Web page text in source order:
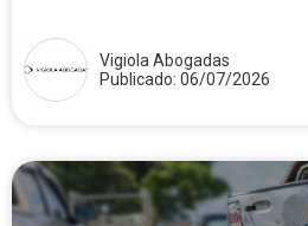
Vigiola Abogadas
Publicado: 06/07/2026